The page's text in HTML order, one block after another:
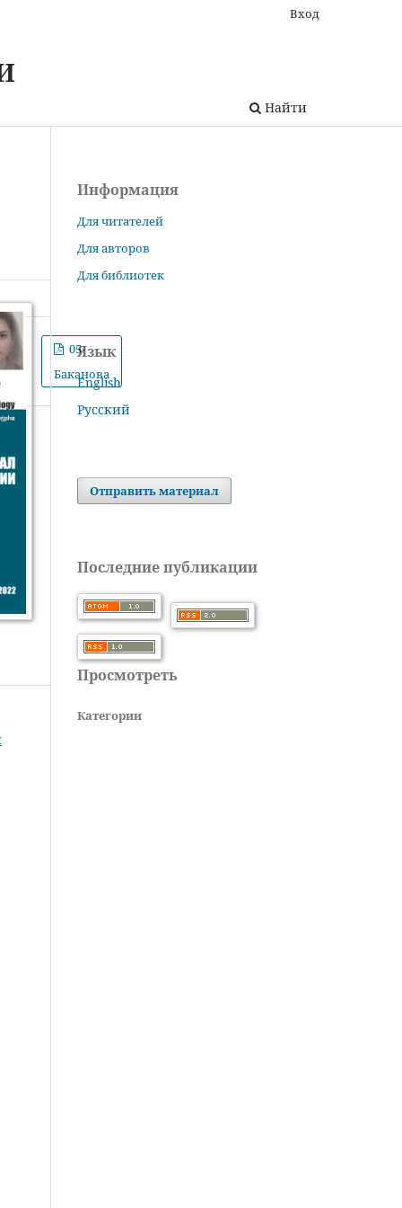
Найти
Вход
05-
Баканова
Информация
Для читателей
Для авторов
Для библиотек
Язык
English
Русский
Отправить материал
Последние публикации
Просмотреть
Категории